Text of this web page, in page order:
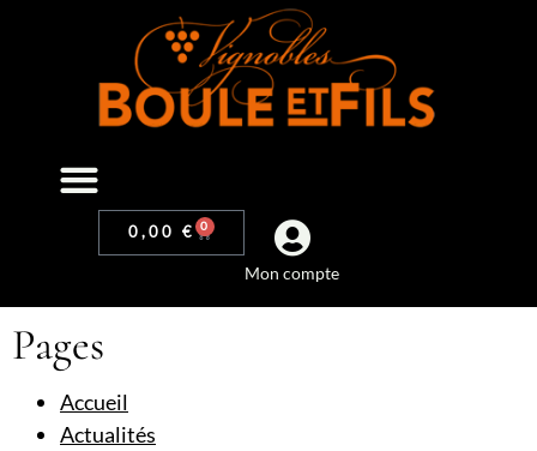
0,00€ 0
Mon compte
Pages
Accueil
Actualités